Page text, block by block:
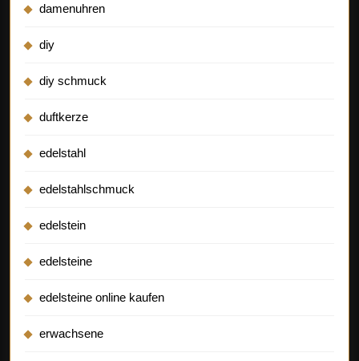
damenuhren
diy
diy schmuck
duftkerze
edelstahl
edelstahlschmuck
edelstein
edelsteine
edelsteine online kaufen
erwachsene